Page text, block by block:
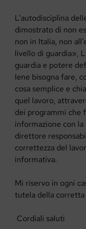
L’autodisciplina
dimostrato di non
non in Italia, non
livello di guardia»,
guardia e potere
Iene bisogna fare,
cosa semplice e
quel lavoro,
dei programmi che
informazione con
direttore
correttezza del
informativa.
Mi riservo in ogni
tutela della
Cordiali saluti